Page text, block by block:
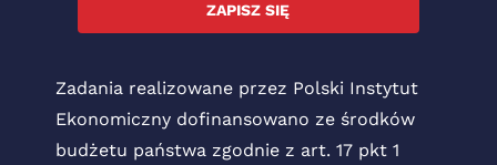
ZAPISZ SIĘ
Zadania realizowane przez Polski Instytut
Ekonomiczny dofinansowano ze środków
budżetu państwa zgodnie z art. 17 pkt 1